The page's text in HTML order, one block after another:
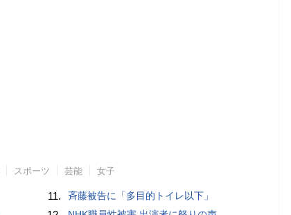
スポーツ 芸能 女子
11. 斉藤被告に「多目的トイレ以下」